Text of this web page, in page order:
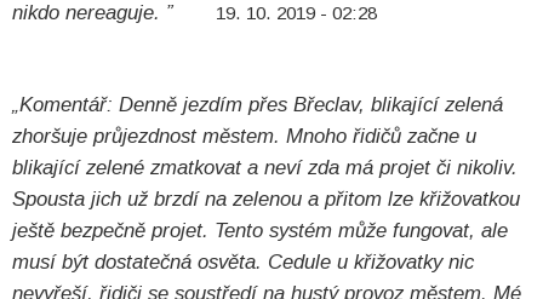
nikdo nereaguje. ”
19. 10. 2019 - 02:28
„Komentář: Denně jezdím přes Břeclav, blikající zelená
zhoršuje průjezdnost městem. Mnoho řidičů začne u
blikající zelené zmatkovat a neví zda má projet či nikoliv.
Spousta jich už brzdí na zelenou a přitom lze křižovatkou
ještě bezpečně projet. Tento systém může fungovat, ale
musí být dostatečná osvěta. Cedule u křižovatky nic
nevyřeší, řidiči se soustředí na hustý provoz městem. Mé